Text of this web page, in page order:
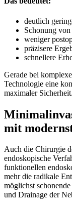
deutlich
Schonung
weniger
präzisere
schnellere
Gerade bei
Technologie eine
maximaler Sicherheit.
mit
Auch die Chirurgie
endoskopische
funktionellen
mehr die radikale
möglichst
und Drainage der